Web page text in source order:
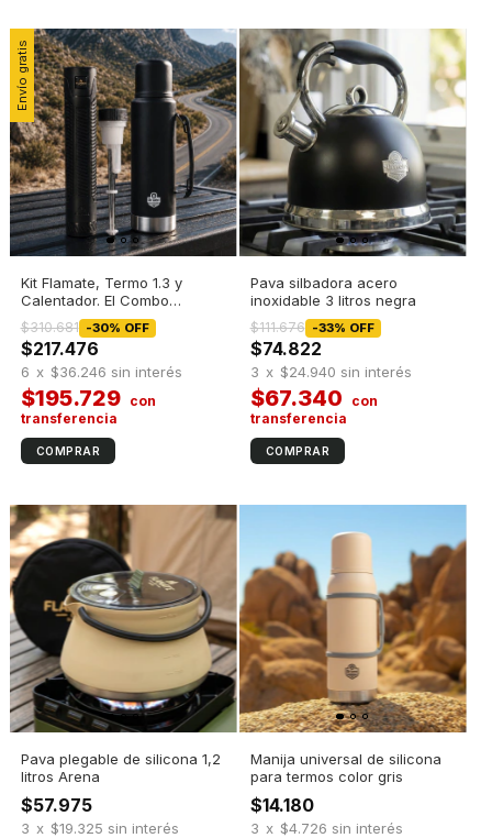
Envío gratis
Kit Flamate, Termo 1.3 y
Calentador. El Combo
Perfecto
$217.476
-30% OFF
$310.681
$195.729
6 x $36.246 sin interés
Pava silbadora acero
inoxidable 3 litros negra
$74.822
-33% OFF
$111.676
$67.340
3 x $24.940 sin interés
Pava plegable de silicona 1,2
litros Arena
$57.975
3 x $19.325 sin interés
Manija universal de silicona
para termos color gris
$14.180
3 x $4.726 sin interés